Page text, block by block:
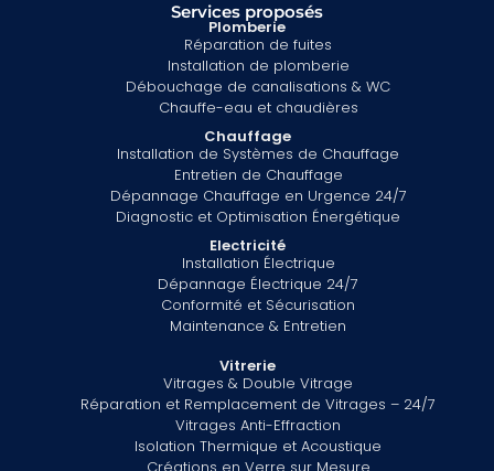
Services proposés
Plomberie
Réparation de fuites
Installation de plomberie
Débouchage de canalisations & WC
Chauffe-eau et chaudières
Chauffage
Installation de Systèmes de Chauffage
Entretien de Chauffage
Dépannage Chauffage en Urgence 24/7
Diagnostic et Optimisation Énergétique
Electricité
Installation Électrique
Dépannage Électrique 24/7
Conformité et Sécurisation
Maintenance & Entretien
Vitrerie
Vitrages & Double Vitrage
Réparation et Remplacement de Vitrages – 24/7
Vitrages Anti-Effraction
Isolation Thermique et Acoustique